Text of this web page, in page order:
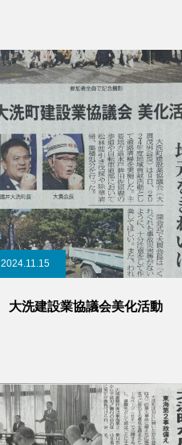
2024.11.15
大洗建設業協議会美化活動